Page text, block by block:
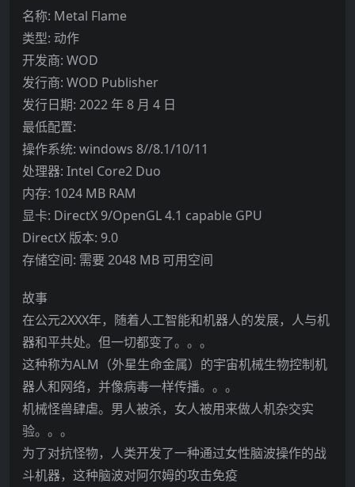
名称: Metal Flame
类型: 动作
开发商: WOD
发行商: WOD Publisher
发行日期: 2022 年 8 月 4 日
最低配置:
操作系统: windows 8//8.1/10/11
处理器: Intel Core2 Duo
内存: 1024 MB RAM
显卡: DirectX 9/OpenGL 4.1 capable GPU
DirectX 版本: 9.0
存储空间: 需要 2048 MB 可用空间
故事
在公元2XXX年，随着人工智能和机器人的发展，人与机
器和平共处。但一切都变了。。。
这种称为ALM（外星生命金属）的宇宙机械生物控制机
器人和网络，并像病毒一样传播。。。
机械怪兽肆虐。男人被杀，女人被用来做人机杂交实
验。。。
为了对抗怪物，人类开发了一种通过女性脑波操作的战
斗机器，这种脑波对阿尔姆的攻击免疫